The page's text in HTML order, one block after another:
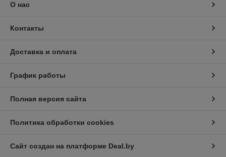
О нас
Контакты
Доставка и оплата
График работы
Полная версия сайта
Политика обработки cookies
Сайт создан на платформе Deal.by